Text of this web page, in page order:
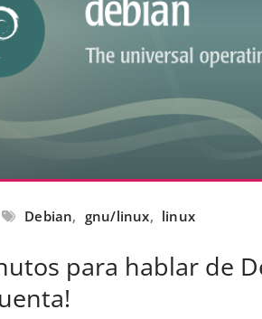
Debian, gnu/linux, linux
para hablar de